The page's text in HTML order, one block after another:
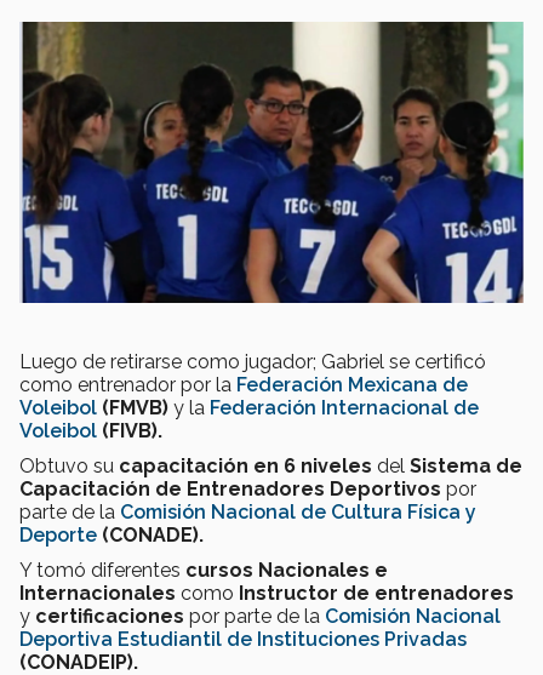
Luego de retirarse como jugador; Gabriel se certificó
como entrenador por la Federación Mexicana de
Voleibol (FMVB) y la Federación Internacional de
Voleibol (FIVB).
Obtuvo su capacitación en 6 niveles del Sistema de
Capacitación de Entrenadores Deportivos por
parte de la Comisión Nacional de Cultura Física y
Deporte (CONADE).
Y tomó diferentes cursos Nacionales e
Internacionales como Instructor de entrenadores
y certificaciones por parte de la Comisión Nacional
Deportiva Estudiantil de Instituciones Privadas
(CONADEIP).